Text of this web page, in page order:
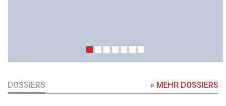
DOSSIERS » MEHR DOSSIERS